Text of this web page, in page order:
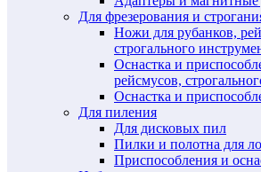
Для фрезерования и
Ножи для рубанков,
строгального
Оснастка и
рейсмусов,
Оснастка и
Для пиления
Для дисковых пил
Пилки и полотна для
Приспособления и